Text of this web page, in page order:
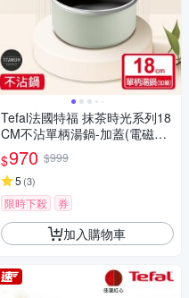
Tefal法國特福 抹茶時光系列18
CM不沾單柄湯鍋-加蓋(電磁爐
適用)
$970 $999
5 (3)
限時下殺 券
加入購物車